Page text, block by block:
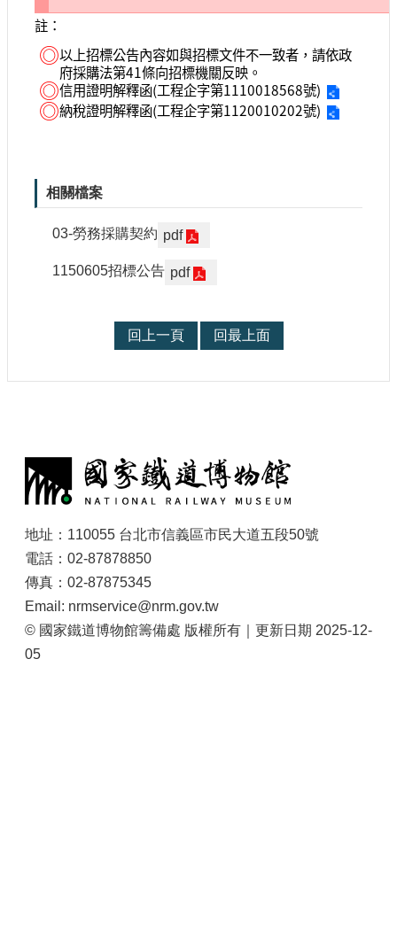
註：
◎以上招標公告內容如與招標文件不一致者，請依政
府採購法第41條向招標機關反映。
◎信用證明解釋函(工程企字第1110018568號)
◎納稅證明解釋函(工程企字第1120010202號)
相關檔案
03-勞務採購契約 pdf
1150605招標公告 pdf
回上一頁 回最上面
地址：110055 台北市信義區市民大道五段50號
電話：02-87878850
傳真：02-87875345
Email: nrmservice@nrm.gov.tw
© 國家鐵道博物館籌備處 版權所有｜更新日期 2025-12-
05